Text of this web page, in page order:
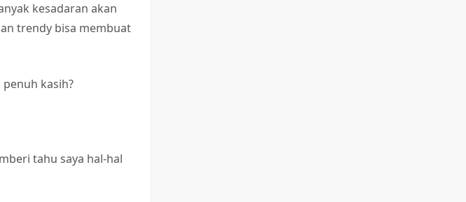
kesadaran akan
trendy bisa membuat
kasih?
tahu saya hal-hal